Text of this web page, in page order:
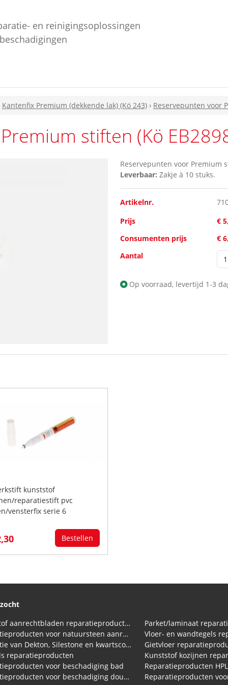
en reinigingsoplossingen
Kantenfix Premium (dekkende lak) (Kö 243) › Reservepunten voor
stiften (Kö
Reservepunten voor Premium
Leverbaar: Zakje à 10 stuks.
Artikelnr.
Prijs
€
Consumenten prijs
€
Aantal
Op voorraad, levertijd 1-3
kunststof
reparatiestift pvc
vensterfix serie 6
Bestellen
Kunststof aanrechtbladen reparatieproducten (HPL en Volkern)
Reparatieproducten voor natuursteen aanrechtblad
Reparatie van Dekton, Silestone en kwartscomposiet aanrechtbladen
reparatieproducten
voor beschadiging bad
Reparatieproducten voor beschadiging douchebak
Parket/laminaat
Vloer- en wandtegels
Gietvloer
Kunststof kozijnen
Reparatieproducten